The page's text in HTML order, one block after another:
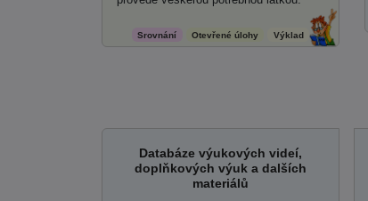
Srovnání Otevřené úlohy Výklad
Databáze výukových videí,
doplňkových výuk a dalších
materiálů